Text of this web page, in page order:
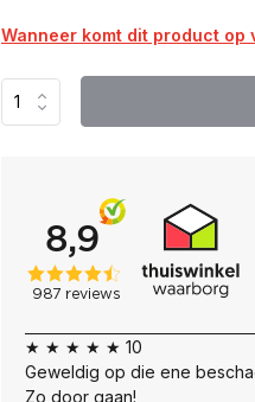
Wanneer komt dit product op
★ ★ ★ ★ ★ 10
Geweldig op die ene
Zo door gaan!